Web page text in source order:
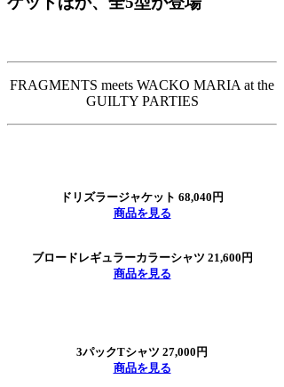
FRAGMENTS meets WACKO MARIA at the
GUILTY PARTIES
ドリズラージャケット 68,040円
商品を見る
ブロードレギュラーカラーシャツ 21,600円
商品を見る
3パックTシャツ 27,000円
商品を見る